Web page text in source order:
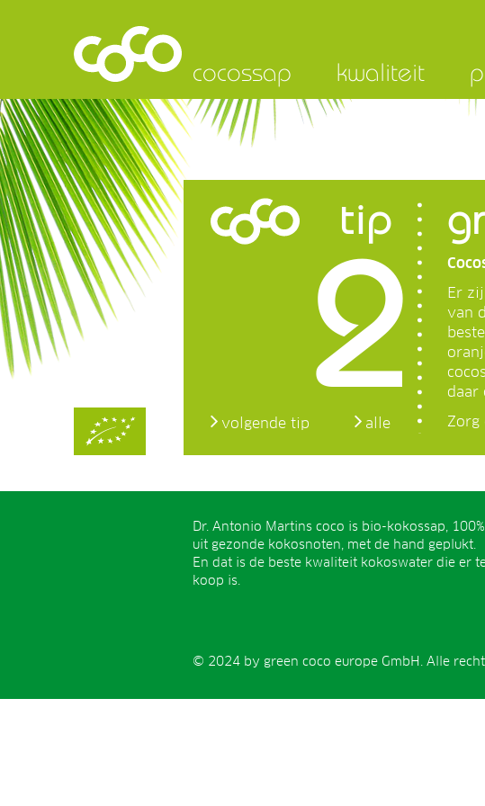
cocossap kwaliteit
tip
2
Er
van
daar
Zorg
volgende tip alle
Dr. Antonio Martins coco is bio-kokossap, 100%
uit gezonde kokosnoten, met de hand geplukt.
En dat is de beste kwaliteit kokoswater die er
koop is.
© 2024 by green coco europe GmbH. Alle